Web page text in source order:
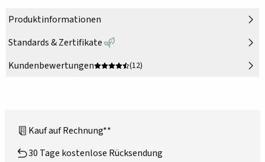
Produktinformationen
Standards & Zertifikate
Kundenbewertungen
(12)
Kauf auf Rechnung**
30 Tage kostenlose Rücksendung